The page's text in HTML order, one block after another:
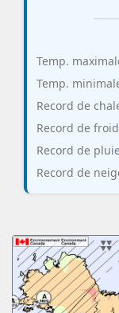
Temp.
Temp.
Record de
Record de
Record de
Record de